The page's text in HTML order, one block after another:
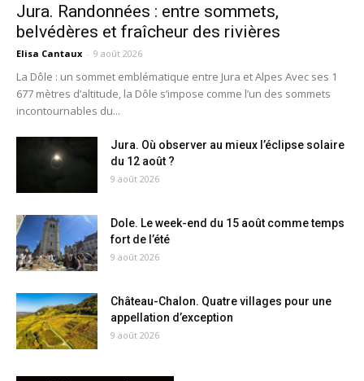
Jura. Randonnées : entre sommets,
belvédères et fraîcheur des rivières
Elisa Cantaux - 9 août 2026
La Dôle : un sommet emblématique entre Jura et Alpes Avec ses 1
677 mètres d’altitude, la Dôle s’impose comme l’un des sommets
incontournables du...
Jura. Où observer au mieux l’éclipse solaire
du 12 août ?
9 août 2026
Dole. Le week-end du 15 août comme temps
fort de l’été
9 août 2026
Château-Chalon. Quatre villages pour une
appellation d’exception
9 août 2026